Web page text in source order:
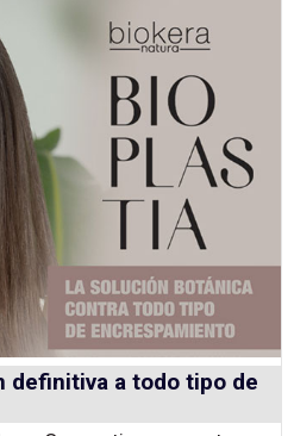
definitiva a todo tipo de